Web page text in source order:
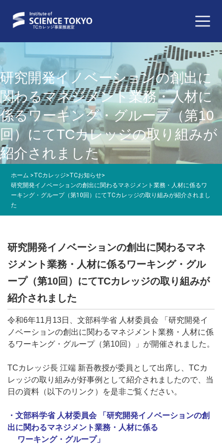
ホーム >TCカレッジ>TCお知らせ>
研究開発イノベーションの創出に関わるマネジメント業務・人材に係るワ
ーキング・グループ（第10回）にてTCカレッジの取り組みが紹介されまし
た
研究開発イノベーションの創出に
関わるマネジメント業務・人材に
係るワーキング・グループ（第10
回）にてTCカレッジの取り組みが
紹介されました
研究開発イノベーションの創出に関わるマネ
ジメント業務・人材に係るワーキング・グル
ープ（第10回）にてTCカレッジの取り組みが
紹介されました
令和6年11月13日、 文部科学省 人材委員会 「研究開発イ
ノベーションの創出に関わるマネジメント業務・人材に係
るワーキング・グループ（第10回）」が開催されました。
TCカレッジ長 江端 新吾教授が委員として出席し、 TCカ
レッジの取り組みが好事例として紹介されましたので、当
日の資料（以下のリンク）を是非ご覧ください。
・文部科学省 人材委員会 「研究開発イノベーションの創
出に関わるマネジメント業務・人材に係る
ワーキング・グループ」